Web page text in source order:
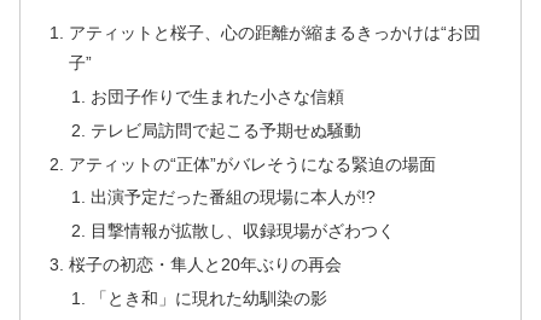
アティットと桜子、心の距離が縮まるきっかけは“お団
子”
お団子作りで生まれた小さな信頼
テレビ局訪問で起こる予期せぬ騒動
アティットの“正体”がバレそうになる緊迫の場面
出演予定だった番組の現場に本人が!?
目撃情報が拡散し、収録現場がざわつく
桜子の初恋・隼人と20年ぶりの再会
「とき和」に現れた幼馴染の影